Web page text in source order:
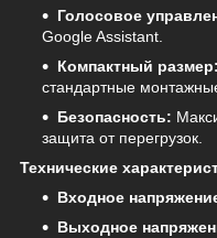
Голосовое
Google Assistant.
Компактный размер:
стандартные
Безопасность:
защита от перегрузок.
Технические
Входное
Выходное